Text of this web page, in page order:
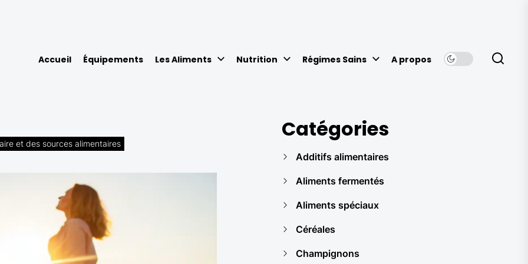
Accueil Équipements Les Aliments Nutrition Régimes Sains A propos
et des sources alimentaires
Catégories
Additifs alimentaires
Aliments fermentés
Aliments spéciaux
Céréales
Champignons